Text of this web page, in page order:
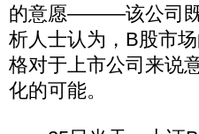
的意愿———该公司既
析人士认为，B股市
格对于上市公司来说
化的可能。